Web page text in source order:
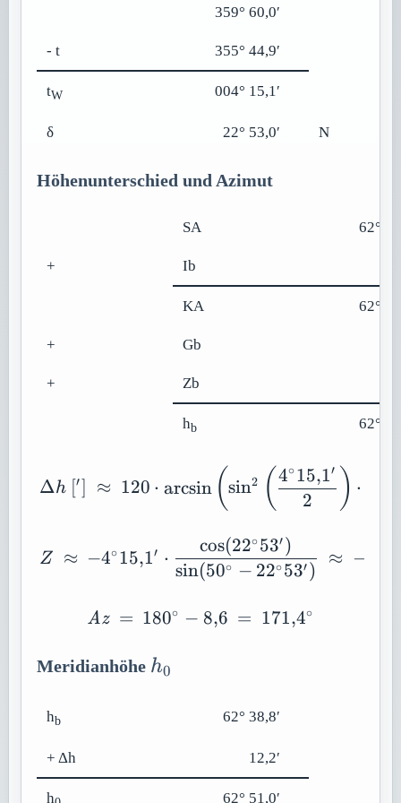
359° 60,0′
- t 355° 44,9′
tW 004° 15,1′
δ 22° 53,0′ N
Höhenunterschied und Azimut
SA 62°
+ Ib
KA 62°
+ Gb
+ Zb
hb 62°
\Delta h\ [']\
Δh [′ ≈ 120 ⋅ arcsin (sin2 ( 2
4∘15,1′ ) ⋅
Z\ \approx \ -
Z ≈ −4∘15,1′ ⋅
sin(50∘ − 22∘53′)
cos(22∘53′)
≈ −
\mathit{Az}\ =\
Az = 180∘ − 8,6 = 171,4∘
Meridianhöhe h_0
h0
hb 62° 38,8′
+ Δh 12,2′
h 62° 51,0′